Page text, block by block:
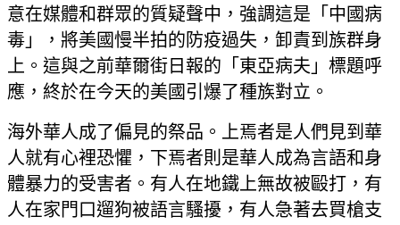
意在媒體和群眾的質疑聲中，強調這是「中國病
毒」，將美國慢半拍的防疫過失，卸責到族群身
上。這與之前華爾街日報的「東亞病夫」標題呼
應，終於在今天的美國引爆了種族對立。
海外華人成了偏見的祭品。上焉者是人們見到華
人就有心裡恐懼，下焉者則是華人成為言語和身
體暴力的受害者。有人在地鐵上無故被毆打，有
人在家門口遛狗被語言騷擾，有人急著去買槍支